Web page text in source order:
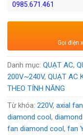
0985.671.461
: Quạt
: Thương
Voltage:220VAC
Gọi điện
Danh mục: QUẠT AC,
200V~240V, QUẠT AC
THEO TÍNH NĂNG
Từ khóa: 220V, axial fan
diamond cool,
fan diamond cool, fan